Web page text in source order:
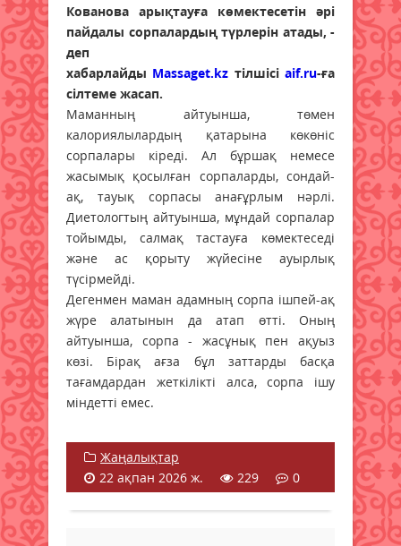
Кованова арықтауға көмектесетін әрі
пайдалы сорпалардың түрлерін атады, -
деп
хабарлайды Massaget.kz тілшісіaif.ru-ға
сілтеме жасап.
Маманның айтуынша, төмен
калориялылардың қатарына көкөніс
сорпалары кіреді. Ал бұршақ немесе
жасымық қосылған сорпаларды, сондай-
ақ, тауық сорпасы анағұрлым нәрлі.
Диетологтың айтуынша, мұндай сорпалар
тойымды, салмақ тастауға көмектеседі
және ас қорыту жүйесіне ауырлық
түсірмейді.
Дегенмен маман адамның сорпа ішпей-ақ
жүре алатынын да атап өтті. Оның
айтуынша, сорпа - жасұнық пен ақуыз
көзі. Бірақ ағза бұл заттарды басқа
тағамдардан жеткілікті алса, сорпа ішу
міндетті емес.
Жаңалықтар
22 ақпан 2026 ж.
229 0